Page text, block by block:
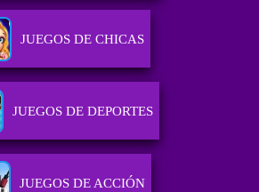
JUEGOS DE CHICAS
JUEGOS DE DEPORTES
JUEGOS DE ACCIÓN